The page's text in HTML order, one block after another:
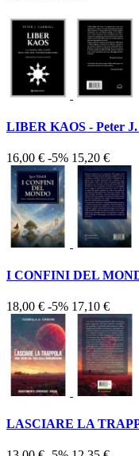
LIBER KAOS - Peter
16,00 € -5% 15,20 €
I CONFINI DEL
18,00 € -5% 17,10 €
LASCIARE LA